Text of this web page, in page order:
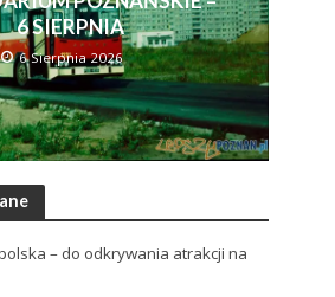
6 SIERPNIA
6 Sierpnia 2026
– do odkrywania atrakcji na